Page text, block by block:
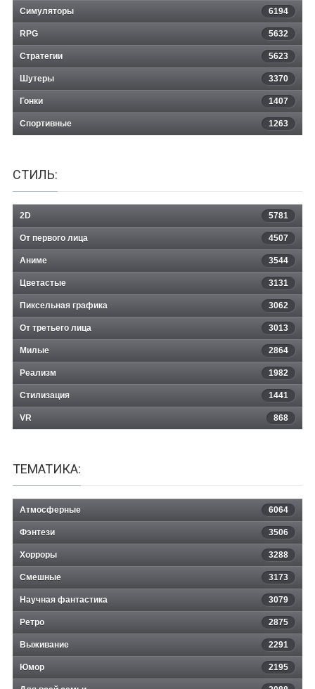
Симуляторы 6194
RPG 5632
Стратегии 5623
Шутеры 3370
Гонки 1407
Спортивные 1263
СТИЛЬ:
2D 5781
От первого лица 4507
Аниме 3544
Цветастые 3131
Пиксельная графика 3062
От третьего лица 3013
Милые 2864
Реализм 1982
Стилизация 1441
VR 868
ТЕМАТИКА:
Атмосферные 6064
Фэнтези 3506
Хорроры 3288
Смешные 3173
Научная фантастика 3079
Ретро 2875
Выживание 2291
Юмор 2195